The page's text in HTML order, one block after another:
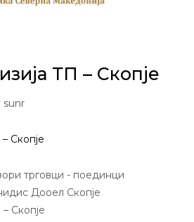
ТП – Скопје
sunr
Скопје
трговци - поединци
Дооел Скопје
Скопје